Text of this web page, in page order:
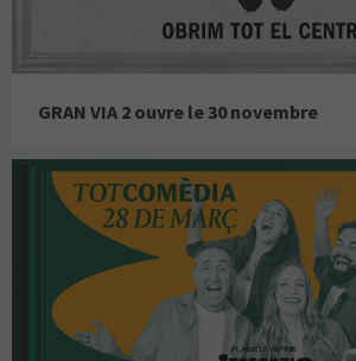
GRAN VIA 2 ouvre le 30 novembre